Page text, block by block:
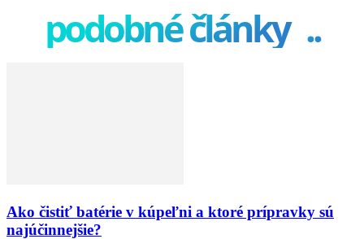
podobné články ..
Ako čistiť batérie v kúpeľni a ktoré prípravky sú
najúčinnejšie?